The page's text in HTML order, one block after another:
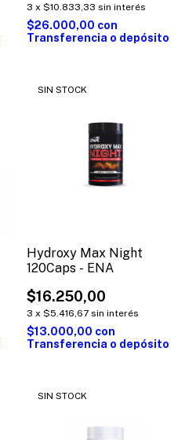
3 x $10.833,33 sin interés
$26.000,00 con
Transferencia o depósito
SIN STOCK
Hydroxy Max Night
120Caps - ENA
$16.250,00
3 x $5.416,67 sin interés
$13.000,00 con
Transferencia o depósito
SIN STOCK